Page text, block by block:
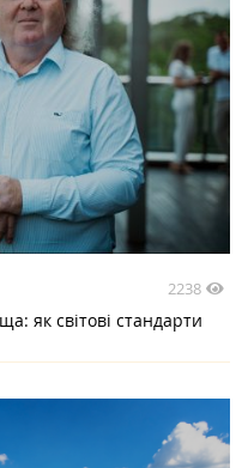
2238
як світові стандарти